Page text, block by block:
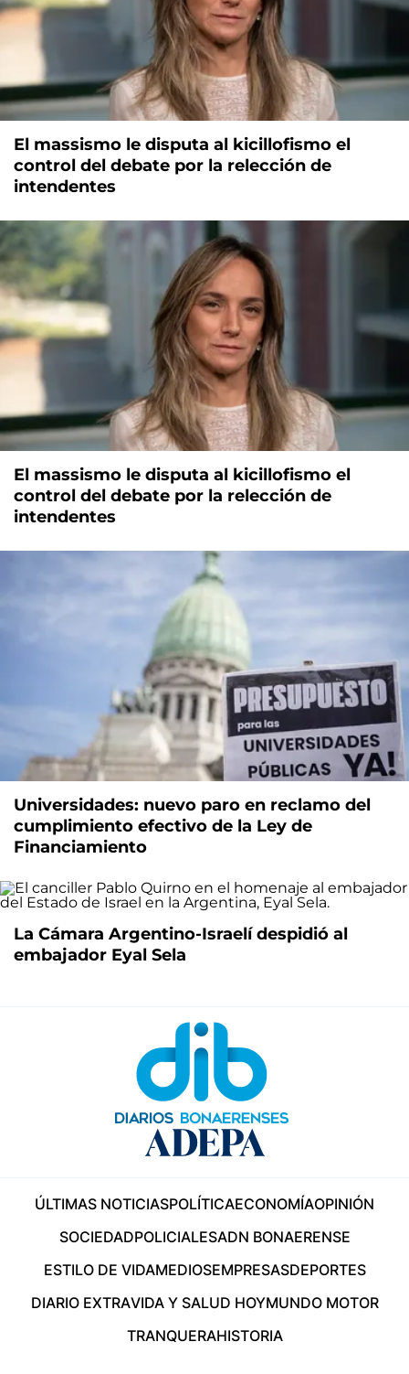
El massismo le disputa al kicillofismo el
control del debate por la relección de
intendentes
El massismo le disputa al kicillofismo el
control del debate por la relección de
intendentes
Universidades: nuevo paro en reclamo del
cumplimiento efectivo de la Ley de
Financiamiento
La Cámara Argentino-Israelí despidió al
embajador Eyal Sela
ÚLTIMAS NOTICIASPOLÍTICAECONOMÍAOPINIÓN
SOCIEDADPOLICIALESADN BONAERENSE
ESTILO DE VIDAMEDIOSEMPRESASDEPORTES
DIARIO EXTRAVIDA Y SALUD HOYMUNDO MOTOR
TRANQUERAHISTORIA